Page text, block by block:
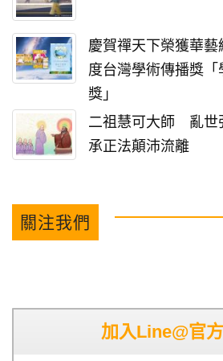
慶賀禪天下榮獲華
度台灣學術傳播獎
獎」
二祖慧可大師 亂
承正法顛沛流離
關注我們
加入Line@官